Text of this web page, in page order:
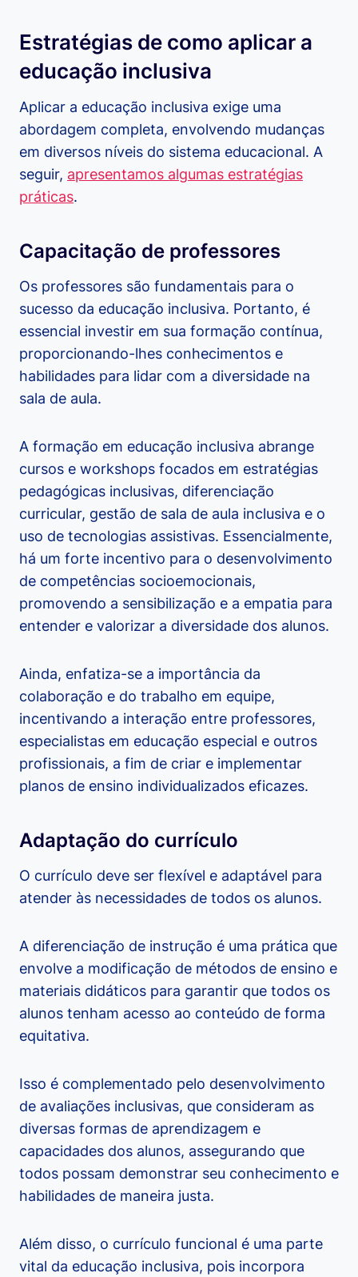
Estratégias de como aplicar a
educação inclusiva
Aplicar a educação inclusiva exige uma
abordagem completa, envolvendo mudanças
em diversos níveis do sistema educacional. A
seguir, apresentamos algumas estratégias
práticas.
Capacitação de professores
Os professores são fundamentais para o
sucesso da educação inclusiva. Portanto, é
essencial investir em sua formação contínua,
proporcionando-lhes conhecimentos e
habilidades para lidar com a diversidade na
sala de aula.
A formação em educação inclusiva abrange
cursos e workshops focados em estratégias
pedagógicas inclusivas, diferenciação
curricular, gestão de sala de aula inclusiva e o
uso de tecnologias assistivas. Essencialmente,
há um forte incentivo para o desenvolvimento
de competências socioemocionais,
promovendo a sensibilização e a empatia para
entender e valorizar a diversidade dos alunos.
Ainda, enfatiza-se a importância da
colaboração e do trabalho em equipe,
incentivando a interação entre professores,
especialistas em educação especial e outros
profissionais, a fim de criar e implementar
planos de ensino individualizados eficazes.
Adaptação do currículo
O currículo deve ser flexível e adaptável para
atender às necessidades de todos os alunos.
A diferenciação de instrução é uma prática que
envolve a modificação de métodos de ensino e
materiais didáticos para garantir que todos os
alunos tenham acesso ao conteúdo de forma
equitativa.
Isso é complementado pelo desenvolvimento
de avaliações inclusivas, que consideram as
diversas formas de aprendizagem e
capacidades dos alunos, assegurando que
todos possam demonstrar seu conhecimento e
habilidades de maneira justa.
Além disso, o currículo funcional é uma parte
vital da educação inclusiva, pois incorpora